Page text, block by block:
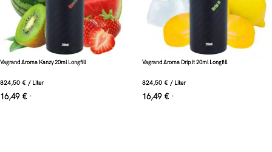
Vagrand Aroma Kanzy 20ml Longfill
824,50 € / Liter
16,49 € *
Vagrand Aroma Drip it 20ml Longfill
824,50 € / Liter
16,49 € *